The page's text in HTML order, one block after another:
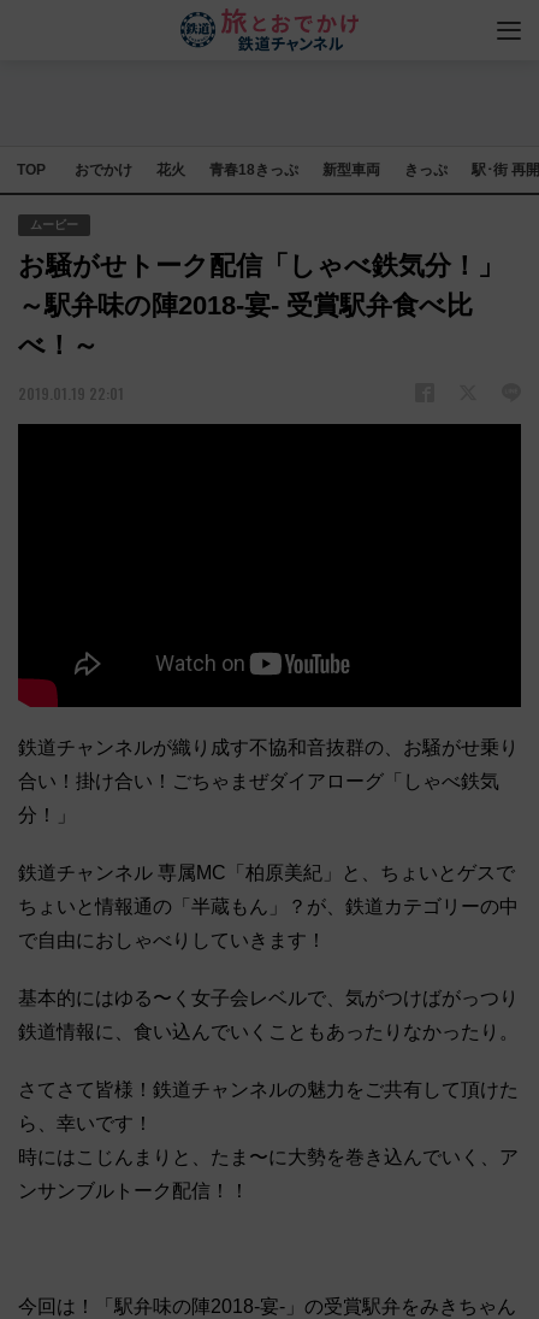
TOP おでかけ 花火 青春18きっぷ 新型車両 きっぷ 駅･街 再
ムービー
お騒がせトーク配信「しゃべ鉄気分！」
～駅弁味の陣2018‐宴‐ 受賞駅弁食べ比
べ！～
2019.01.19 22:01
鉄道チャンネルが織り成す不協和音抜群の、お騒がせ乗り
合い！掛け合い！ごちゃまぜダイアローグ「しゃべ鉄気
分！」
鉄道チャンネル 専属MC「柏原美紀」と、ちょいとゲスで
ちょいと情報通の「半蔵もん」？が、鉄道カテゴリーの中
で自由におしゃべりしていきます！
基本的にはゆる〜く女子会レベルで、気がつけばがっつり
鉄道情報に、食い込んでいくこともあったりなかったり。
さてさて皆様！鉄道チャンネルの魅力をご共有して頂けた
ら、幸いです！
時にはこじんまりと、たま〜に大勢を巻き込んでいく、ア
ンサンブルトーク配信！！
今回は！「駅弁味の陣2018‐宴‐」の受賞駅弁をみきちゃん